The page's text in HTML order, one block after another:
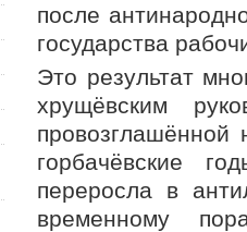
после
государства
Это результат
хрущёвским
горбачёвские
переросла в
временному